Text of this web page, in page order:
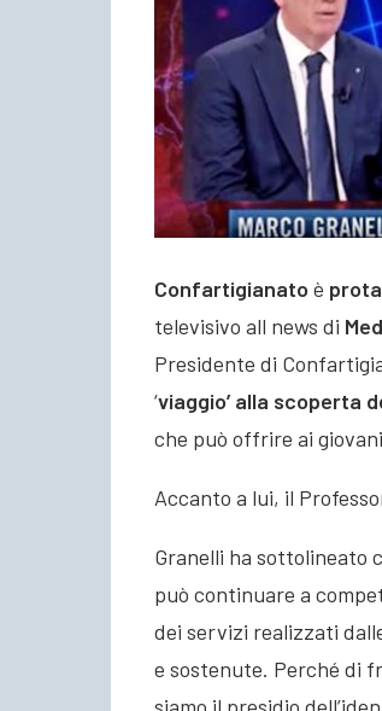
Confartigianato è
televisivo all news di
Presidente di
‘viaggio’ alla scoperta
che può offrire ai
Accanto a lui, il
Granelli ha sottolineato
può continuare a
dei servizi realizzati
e sostenute. Perché di